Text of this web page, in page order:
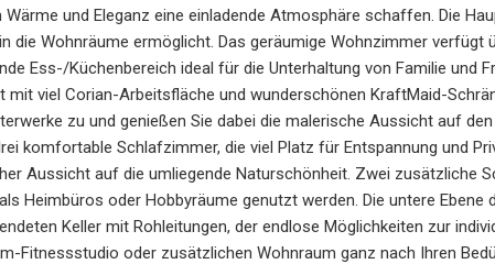
und Eleganz eine einladende Atmosphäre schaffen. Die
die Wohnräume ermöglicht. Das geräumige Wohnzimmer verfügt
Ess-/Küchenbereich ideal für die Unterhaltung von Familie und
viel Corian-Arbeitsfläche und wunderschönen KraftMaid-
zu und genießen Sie dabei die malerische Aussicht auf
komfortable Schlafzimmer, die viel Platz für Entspannung und
Aussicht auf die umliegende Naturschönheit. Zwei zusätzliche
Heimbüros oder Hobbyräume genutzt werden. Die untere
Keller mit Rohleitungen, der endlose Möglichkeiten zur
Fitnessstudio oder zusätzlichen Wohnraum ganz nach Ihren